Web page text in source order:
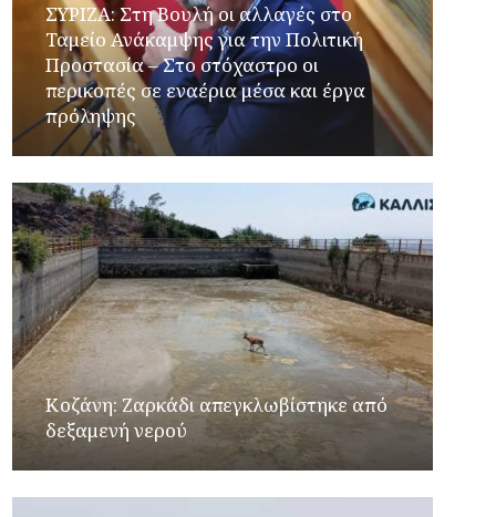
ΣΥΡΙΖΑ: Στη Βουλή οι αλλαγές στο
Ταμείο Ανάκαμψης για την Πολιτική
Προστασία – Στο στόχαστρο οι
περικοπές σε εναέρια μέσα και έργα
πρόληψης
Κοζάνη: Ζαρκάδι απεγκλωβίστηκε από
δεξαμενή νερού